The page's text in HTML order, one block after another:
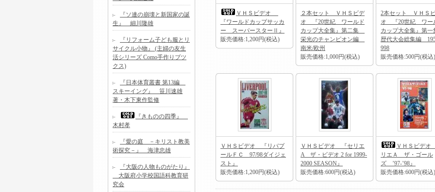
『ソ連の崩壊と新国家の誕
生』 細川隆雄
『リフォーム子ども服とリ
サイクル小物』 (主婦の友生
活シリーズ Como手作りブツ
クス)
『日本体育叢書 第13編
スキーイング』 笹川速雄
著・木下東作監修
『きものの四季』
木村孝
『愛の庭 －キリスト教美
術探究－』 海津忠雄
『大阪の人物ものがたり』
大阪府小学校国語科教育研
究会
ＶＨＳビデオ
『ワールドカップサッカ
ー スーパースターⅡ』
販売価格:1,200円(税込)
２本セット ＶＨＳビデ
オ 『20世紀 ワールド
カップ大全集』第二集
栄光のチャンピオン編
南米/欧州
販売価格:1,000円(税込)
2本セット ＶＨＳ
オ 『20世紀 ワー
カップ大全集』第
歴代大会総集編
998
販売価格:500円(税込)
ＶＨＳビデオ 『リバプ
ールＦＣ 97/98ダイジェ
スト』
販売価格:1,200円(税込)
ＶＨＳビデオ 『セリエ
A ザ・ビデオ 2 for 1999-
2000 SEASON』
販売価格:600円(税込)
ＶＨＳビデ
リエＡ ザ・ゴール
ズ ’97-’98』
販売価格:600円(税込)